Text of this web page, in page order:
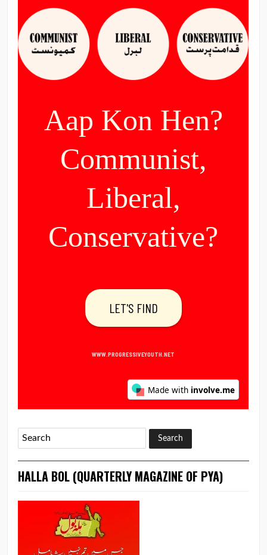
HALLA BOL (QUARTERLY MAGAZINE OF PYA)